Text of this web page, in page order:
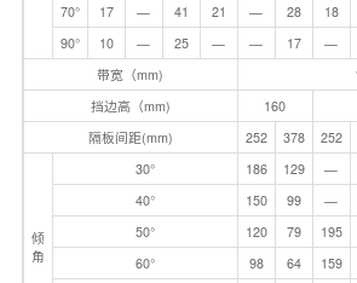
70°
17 — 41 21 — 28 18
90°
10 — 25 — — 17 —
带宽（mm)
挡边高（mm)
160
隔板间距(mm)
252 378 252
倾
角
30° 186 129 —
40°
150 99 —
50°
120 79 195
60°
98 64 159